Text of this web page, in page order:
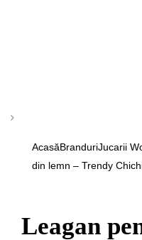
AcasăBranduriJucarii
din lemn – Trendy
Leagan